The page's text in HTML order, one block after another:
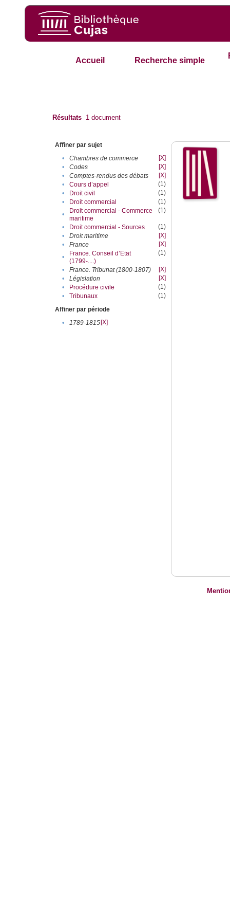
Accueil Recherche simple
Résultats 1 document
Affiner par sujet
•
Chambres de commerce
[X]
•
Codes
[X]
•
Comptes-rendus des débats
[X]
•
Cours d’appel
(1)
•
Droit civil
(1)
•
Droit commercial
(1)
•
Droit commercial - Commerce
maritime
(1)
• Droit commercial - Sources
(1)
•
Droit maritime
[X]
•
France
[X]
•
France. Conseil d’Etat
(1799-....)
(1)
• France. Tribunat (1800-1807)
[X]
•
Législation
[X]
•
Procédure civile
(1)
•
Tribunaux
(1)
Affiner par période
•
1789-1815[X]